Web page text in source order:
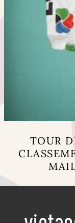
TOUR